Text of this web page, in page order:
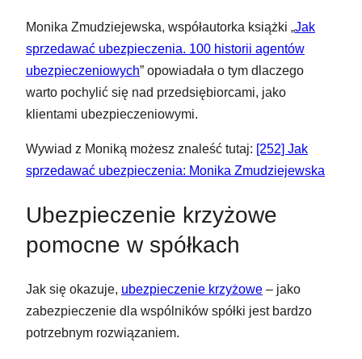
Monika Zmudziejewska, współautorka książki „Jak
sprzedawać ubezpieczenia. 100 historii agentów
ubezpieczeniowych” opowiadała o tym dlaczego
warto pochylić się nad przedsiębiorcami, jako
klientami ubezpieczeniowymi.
Wywiad z Moniką możesz znaleść tutaj: [252] Jak
sprzedawać ubezpieczenia: Monika Zmudziejewska
Ubezpieczenie krzyżowe
pomocne w spółkach
Jak się okazuje, ubezpieczenie krzyżowe – jako
zabezpieczenie dla wspólników spółki jest bardzo
potrzebnym rozwiązaniem.